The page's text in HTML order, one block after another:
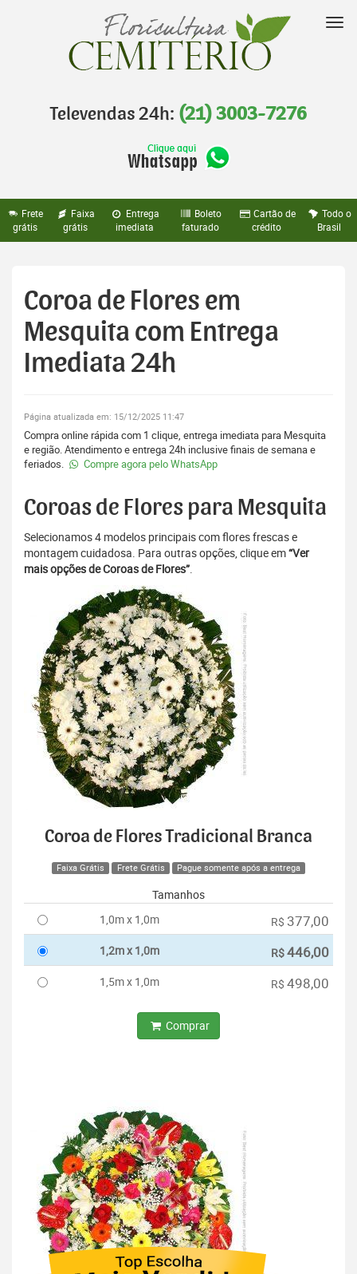
Televendas 24h: (21) 3003-7276
Frete
grátis
Faixa
grátis
Entrega
imediata
Boleto
faturado
Cartão de
crédito
Todo o
Brasil
Coroa de Flores em
Mesquita com Entrega
Imediata 24h
Página atualizada em: 15/12/2025 11:47
Compra online rápida com 1 clique, entrega imediata para Mesquita
e região. Atendimento e entrega 24h inclusive finais de semana e
feriados.
Compre agora pelo WhatsApp
Coroas de Flores para Mesquita
Selecionamos 4 modelos principais com flores frescas e
montagem cuidadosa. Para outras opções, clique em“Ver
mais opções de Coroas de Flores”.
Coroa de Flores Tradicional Branca
Faixa Grátis Frete Grátis Pague somente após a entrega
Tamanhos
1,0m x 1,0m
R$ 377,00
1,2m x 1,0m R$446,00
1,5m x 1,0m R$ 498,00
Comprar